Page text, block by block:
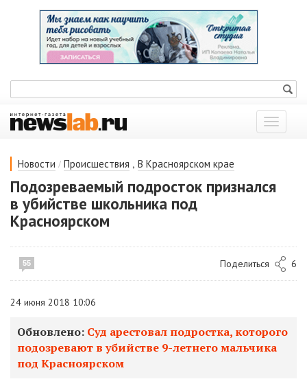
Показать
меню
Новости / Происшествия , В Красноярском крае
Подозреваемый подросток признался
в убийстве школьника под
Красноярском
55 Поделиться 6
24 июня 2018 10:06
Обновлено: Суд арестовал подростка, которого
подозревают в убийстве 9-летнего мальчика
под Красноярском